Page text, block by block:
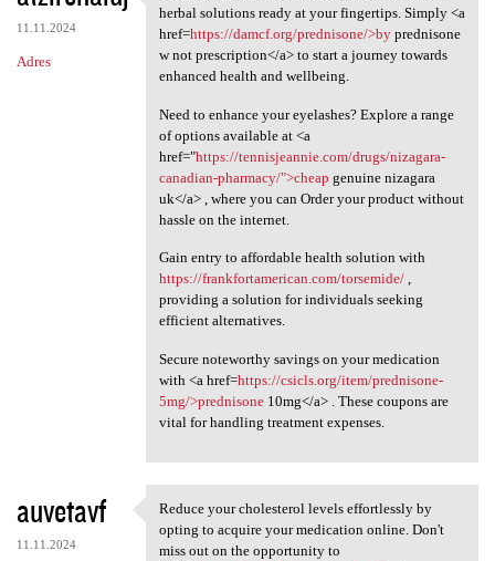
11.11.2024
Adres
Elevate your vitality
herbal solutions ready at your fingertips. Simply <a
href=https://damcf.org/prednisone/>byprednisone
w not prescription</a> to start a journey towards
enhanced health and wellbeing.
Need to enhance your eyelashes? Explore a range
of options available at <a
href="https://tennisjeannie.com/drugs/nizagara-
canadian-pharmacy/">cheap genuine nizagara
uk</a> , where you can Order your product without
hassle on the internet.
Gain entry to affordable health solution with
https://frankfortamerican.com/torsemide/,
providing a solution for individuals seeking
efficient alternatives.
Secure noteworthy savings on your medication
with <a href=https://csicls.org/item/prednisone-
5mg/>prednisone10mg</a> . These coupons are
vital for handling treatment expenses.
auvetavf
11.11.2024
Reduce your cholesterol
Reduce your cholesterol levels effortlessly by
opting to acquire your medication online. Don't
miss out on the opportunity to